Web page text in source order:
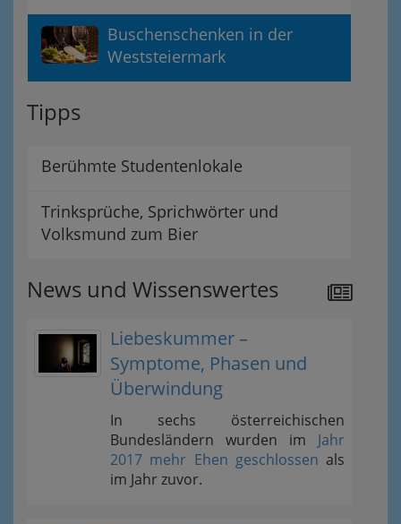
Buschenschenken in der
Weststeiermark
Tipps
Berühmte Studentenlokale
Trinksprüche, Sprichwörter und
Volksmund zum Bier
News und Wissenswertes
Liebeskummer –
Symptome, Phasen und
Überwindung
In sechs österreichischen
Bundesländern wurden im Jahr
2017 mehr Ehen geschlossen als
im Jahr zuvor.